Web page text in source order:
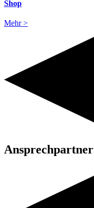
Shop
Mehr >
Ansprechpartner